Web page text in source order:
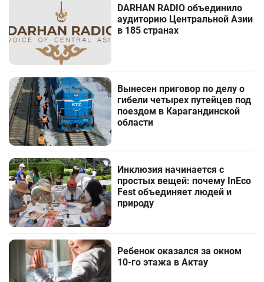
DARHAN RADIO объединило
аудиторию Центральной Азии
в 185 странах
Вынесен приговор по делу о
гибели четырех путейцев под
поездом в Карагандинской
области
Инклюзия начинается с
простых вещей: почему InEco
Fest объединяет людей и
природу
Ребенок оказался за окном
10-го этажа в Актау